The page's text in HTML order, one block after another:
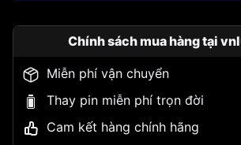
Chính sách mua hàng tại
Miễn phí vận chuyển
Thay pin miễn phí trọn đời
Cam kết hàng chính hãng